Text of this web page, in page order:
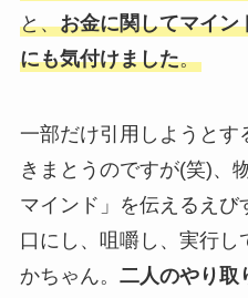
と、お金に関してマイン
にも気付けました。
一部だけ引用しようとす
きまとうのですが(笑)、
マインド」を伝えるえび
口にし、咀嚼し、実行
かちゃん。 二人のやり取